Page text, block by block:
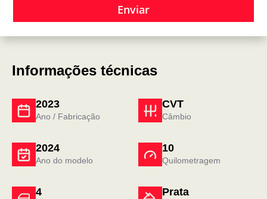
Enviar
Informações técnicas
2023
Ano / Fabricação
CVT
Câmbio
4 Prata
2024
Ano do modelo
10
Quilometragem